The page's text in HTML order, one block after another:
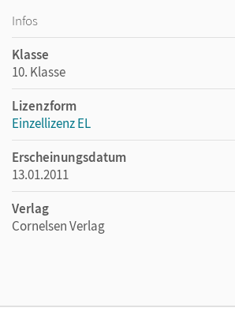
Infos
Klasse
10. Klasse
Lizenzform
Einzellizenz EL
Erscheinungsdatum
13.01.2011
Verlag
Cornelsen Verlag